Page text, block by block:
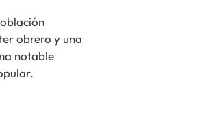
obrero y una
notable